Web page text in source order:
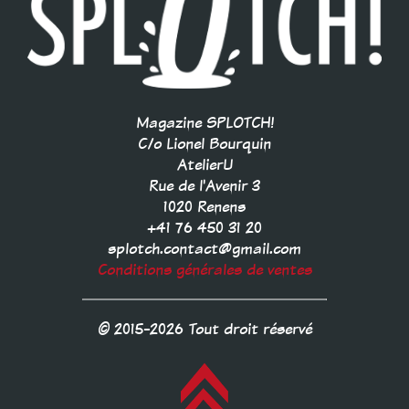
Magazine SPLOTCH!
C/o Lionel Bourquin
AtelierU
Rue de l'Avenir 3
1020 Renens
+41 76 450 31 20
splotch.contact@gmail.com
Conditions générales de ventes
© 2015-2026 Tout droit réservé